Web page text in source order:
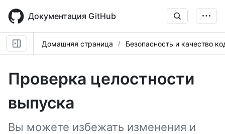
main
content
Документация GitHub
Домашняя страница Безопасность и качество
Проверка целостности
выпуска
Вы можете избежать изменения и